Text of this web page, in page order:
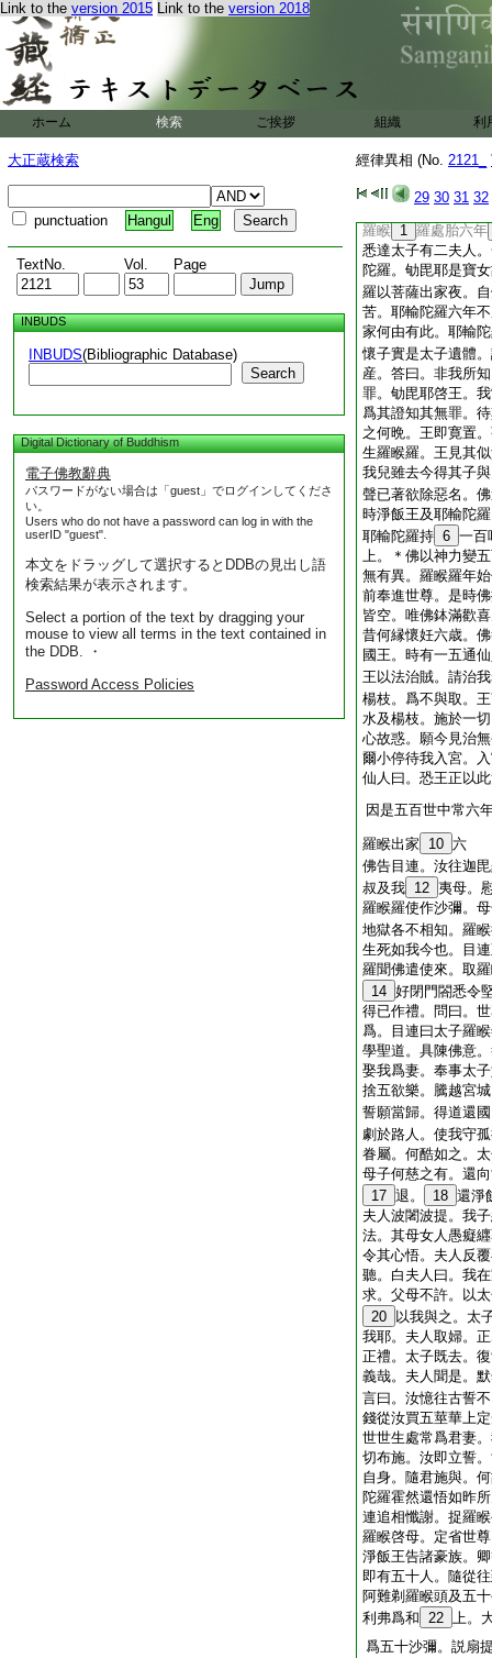
Link to the version 2015 Link to the version 2018
ホーム 検索 ご挨拶 組織 利
大正蔵検索
punctuation Hangul Eng
TextNo. Vol. Page
INBUDS
INBUDS(Bibliographic Database)
Search
Digital Dictionary of Buddhism
電子佛教辭典
パスワードがない場合は「guest」でログインしてくださ
い。
Users who do not have a password can log in with the
userID "guest".
本文をドラッグして選択するとDDBの見出し語
検索結果が表示されます。
Select a portion of the text by dragging your
mouse to view all terms in the text contained in
the DDB. ・
Password Access Policies
經律異相 (No. 2121_
29 30 31 32
健哉。宜共興廟應
陀所生母増一阿＊含
我等供養佛言止止佛
其身上唱言四人應起
轉輪王皆以十
善化物＊也
於是
31 種種供養
出佛
泥洹
羅睺 1 羅處胎六年
悉達太子有二夫人
陀羅。劬毘耶是寶
羅以菩薩出家夜。
苦。耶輸陀羅六年
家何由有此。耶輸
懷子實是太子遺體
産。答曰。非我所
罪。劬毘耶啓王。
爲其證知其無罪。
之何晩。王即寛置
生羅睺羅。王見其
我兒雖去今得其子
聲已著欲除惡名。
時淨飯王及耶輸陀
耶輸陀羅持 6 一百
上。＊佛以神力變
無有異。羅睺羅年
前奉進世尊。是時
皆空。唯佛鉢滿歡
昔何縁懷妊六歳。
國王。時有一五通
王以法治賊。請治
楊枝。爲不與取。
水及楊枝。施於一
心故惑。願今見治
爾小停待我入宮。
仙人曰。恐王正以
因是五百世中常六
羅睺出家 10 六
佛告目連。汝往迦
叔及我 12 夷母。
羅睺羅使作沙彌。
地獄各不相知。羅
生死如我今也。目
羅聞佛遣使來。取
14 好閉門閤悉令
得已作禮。問曰。
爲。目連曰太子羅
學聖道。具陳佛意
娶我爲妻。奉事太
捨五欲樂。騰越宮
誓願當歸。得道還
劇於路人。使我守
眷屬。何酷如之。
母子何慈之有。還
17 退。 18 還淨
夫人波闍波提。我
法。其母女人愚癡
令其心悟。夫人反
聽。白夫人曰。我
求。父母不許。以
20
以我與之。太
我耶。夫人取婦。
正禮。太子既去。
義哉。夫人聞是。
言曰。汝憶往古誓
錢從汝買五莖華上
世世生處常爲君妻
切布施。汝即立誓
自身。隨君施與。
陀羅霍然還悟如昨
連追相懺謝。捉羅
羅睺啓母。定省世
淨飯王告諸豪族。
即有五十人。隨從
阿難剃羅睺頭及五
利弗爲和 22 上。
爲五十沙彌。説扇